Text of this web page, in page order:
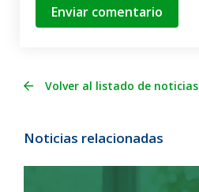
Enviar comentario
Volver al listado de noticias
Noticias relacionadas